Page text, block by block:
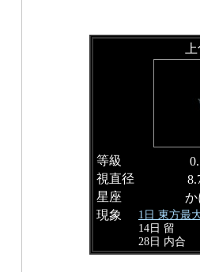
等級
視直径
星座
か
現象
1日 東方最
14日 留
28日 内合